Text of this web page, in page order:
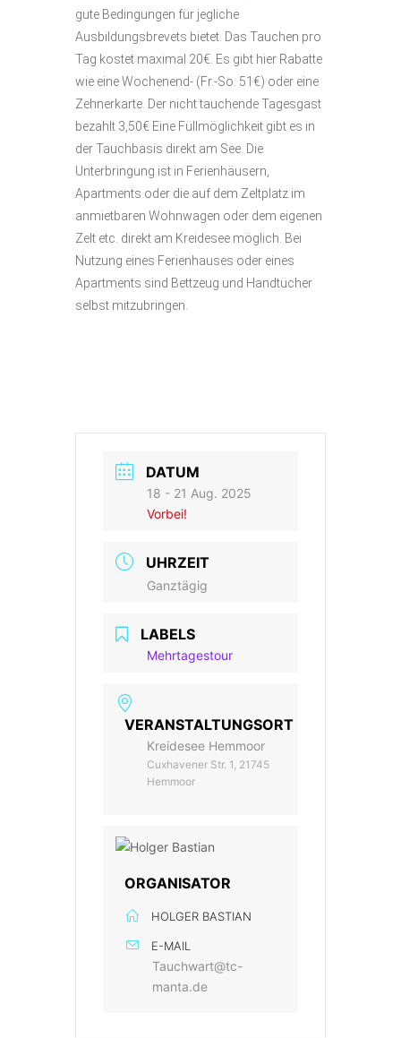
gute Bedingungen für jegliche
Ausbildungsbrevets bietet. Das Tauchen pro
Tag kostet maximal 20€. Es gibt hier Rabatte
wie eine Wochenend- (Fr.-So. 51€) oder eine
Zehnerkarte. Der nicht tauchende Tagesgast
bezahlt 3,50€ Eine Füllmöglichkeit gibt es in
der Tauchbasis direkt am See. Die
Unterbringung ist in Ferienhäusern,
Apartments oder die auf dem Zeltplatz im
anmietbaren Wohnwagen oder dem eigenen
Zelt etc. direkt am Kreidesee möglich. Bei
Nutzung eines Ferienhauses oder eines
Apartments sind Bettzeug und Handtücher
selbst mitzubringen.
DATUM
18 - 21 Aug. 2025
Vorbei!
UHRZEIT
Ganztägig
LABELS
Mehrtagestour
VERANSTALTUNGSORT
Kreidesee Hemmoor
Cuxhavener Str. 1, 21745
Hemmoor
ORGANISATOR
HOLGER BASTIAN
E-MAIL
Tauchwart@tc-
manta.de